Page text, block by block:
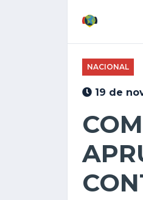
NACIONAL
19 de